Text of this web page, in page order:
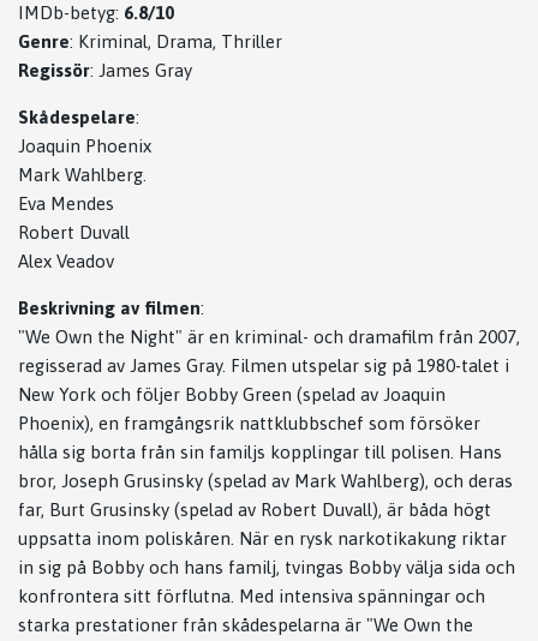
IMDb-betyg: 6.8/10
Genre: Kriminal, Drama, Thriller
Regissör: James Gray
Skådespelare:
Joaquin Phoenix
Mark Wahlberg.
Eva Mendes
Robert Duvall
Alex Veadov
Beskrivning av filmen:
"We Own the Night" är en kriminal- och dramafilm från 2007,
regisserad av James Gray. Filmen utspelar sig på 1980-talet i
New York och följer Bobby Green (spelad av Joaquin
Phoenix), en framgångsrik nattklubbschef som försöker
hålla sig borta från sin familjs kopplingar till polisen. Hans
bror, Joseph Grusinsky (spelad av Mark Wahlberg), och deras
far, Burt Grusinsky (spelad av Robert Duvall), är båda högt
uppsatta inom poliskåren. När en rysk narkotikakung riktar
in sig på Bobby och hans familj, tvingas Bobby välja sida och
konfrontera sitt förflutna. Med intensiva spänningar och
starka prestationer från skådespelarna är "We Own the